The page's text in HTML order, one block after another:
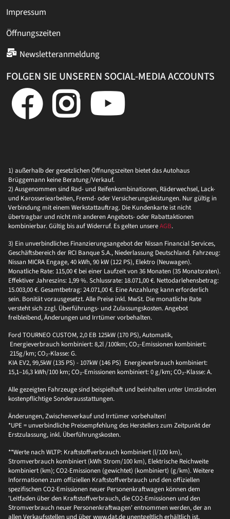
Impressum
Öffnungszeiten
Newsletteranmeldung
FOLGEN SIE UNSEREN SOCIAL-MEDIA ACCOUNTS
1) außerhalb der gesetzlichen Öffnungszeiten bietet das Autohaus
Brüggemann keine Beratung/Verkauf.
2) Ausgenommen sind Rad- und Reifenkombinationen, Räderwechsel, Lack-
und Karosseriearbeiten, Fremd- oder Versicherungsleistungen. Nur gültig in
Verbindung mit einem Werkstattauftrag. Die Kundenkarte ist nicht
übertragbar und nicht mit anderen Angebots- oder Rabattaktionen
kombinierbar. Gültig bis auf Widerruf. Es gelten unsereAGB.
3) Ein unverbindliches Finanzierungsangebot der Nissan Financial Services,
Geschäftsbereich der RCI Banque S.A., Niederlassung Deutschland. Fahrzeug:
Nissan MICRA Engage, 40 kWh, 90 kW (122 PS), Elektro (Neuwagen).
Monatliche Rate: 115,00 € bei einer Laufzeit von 36 Monaten (35 Monatsraten).
Effektiver Jahreszins: 1,99 %. Schlussrate: 18.071,00 €. Nettodarlehensbetrag:
15.003,00 €. Gesamtbetrag: 24.071,00 €. Eine Anzahlung kann erforderlich
sein. Bonität vorausgesetzt. Alle Preise inkl. MwSt. Die monatliche Rate
versteht sich zzgl. Überführungs- und Zulassungskosten. Angebot
freibleibend, Änderungen und Irrtümer vorbehalten.
Ford TOURNEO CUSTOM, 2,0 EB 125kW (170 PS), Automatik,
Energieverbrauch kombiniert: 8,2l /100km; CO₂-Emissionen kombiniert:
215g/km; CO₂-Klasse: G.
KIA EV2, 99,5kW (135 PS) - 107kW (146 PS) Energieverbrauch kombiniert:
15,1–16,3 kWh/100 km; CO₂-Emissionen kombiniert: 0 g/km; CO₂-Klasse: A.
Alle gezeigten Fahrzeuge sind beispielhaft und beinhalten unter Umständen
kostenpflichtige Sonderausstattungen.
Änderungen, Zwischenverkauf und Irrtümer vorbehalten!
*UPE = unverbindliche Preisempfehlung des Herstellers zum Zeitpunkt der
Erstzulassung, inkl. Überführungskosten.
**Werte nach WLTP: Kraftstoffverbrauch kombiniert (l/100 km),
Stromverbrauch kombiniert (kWh Strom/100 km), Elektrische Reichweite
kombiniert (km); CO2-Emissionen (gewichtet) (kombiniert) (g/km). Weitere
Informationen zum offiziellen Kraftstoffverbrauch und den offiziellen
spezifischen CO2-Emissionen neuer Personenkraftwagen können dem
'Leitfaden über den Kraftstoffverbrauch, die CO2-Emissionen und den
Stromverbrauch neuer Personenkraftwagen' entnommen werden, der an
allen Verkaufsstellen und über www.dat.de unentgeltlich erhältlich ist.